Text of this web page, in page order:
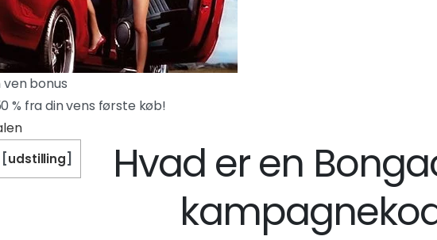
ven bonus
% fra din vens første køb!
udstilling
Hvad er en